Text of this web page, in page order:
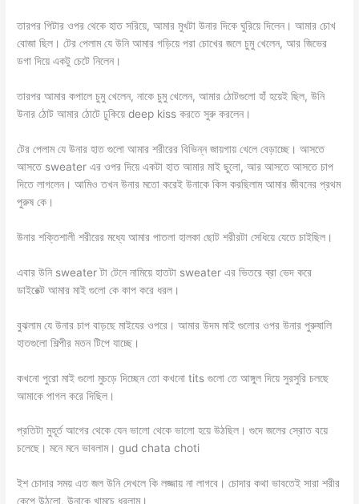
তারপর পিটার ওপর থেকে হাত সরিয়ে, আমার মুখটা উনার দিকে ঘুরিয়ে দিলেন। আমার চোখ
বোজা ছিল। টের পেলাম যে উনি আমার গড়িয়ে পরা চোখের জলে চুমু খেলেন, আর জিভের
ডগা দিয়ে একটু চেটে নিলেন।
তারপর আমার কপালে চুমু খেলেন, নাকে চুমু খেলেন, আমার ঠোটগুলো হাঁ হয়েই ছিল, উনি
উনার ঠোট আমার ঠোটে ঢুকিয়ে deep kiss করতে সুরু করলেন।
টের পেলাম যে উনার হাত গুলো আমার শরীরের বিভিন্ন জায়গায় খেলে বেড়াচ্ছে। আসতে
আসতে sweater এর ওপর দিয়ে একটা হাত আমার মাই ছুলো, আর আসতে আসতে চাপ
দিতে লাগলেন। আমিও তখন উনার মতো করেই উনাকে কিস করছিলাম আমার জীবনের প্রথম
পুরুষ কে।
উনার শক্তিশালী শরীরের মধ্যে আমার পাতলা হালকা ছোট শরীরটা সেধিয়ে যেতে চাইছিল।
এবার উনি sweater টা টেনে নামিয়ে হাতটা sweater এর ভিতরে ব্রা ভেদ করে
ডাইরেক্ট আমার মাই গুলো কে কাপ করে ধরল।
বুঝলাম যে উনার চাপ বাড়ছে মাইযের ওপরে। আমার উদম মাই গুলোর ওপর উনার পুরুষালি
হাতগুলো শিল্পীর মতন টিপে যাচ্ছে।
কখনো পুরো মাই গুলো মুচড়ে দিচ্ছেন তো কখনো tits গুলো তে আঙ্গুল দিয়ে সুরসুরি চলছে
আমাকে পাগল করে দিছিল।
প্রতিটা মুহূর্ত আগের থেকে যেন ভালো থেকে ভালো হয়ে উঠছিল। গুদে জলের স্রোত বয়ে
চলেছে। মনে মনে ভাবলাম। gud chata choti
ইশ চোদার সময় এত জল উনি দেখলে কি লজ্জায় না লাগবে। চোদার কথা ভাবতেই সারা শরীর
কেপে উঠলো, উনাকে খামচে ধরলাম।